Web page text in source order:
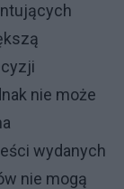
nie może
wydanych
nie mogą